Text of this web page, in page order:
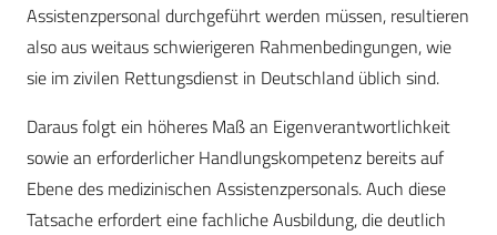
Assistenzpersonal durchgeführt werden müssen, resultieren
also aus weitaus schwierigeren Rahmenbedingungen, wie
sie im zivilen Rettungsdienst in Deutschland üblich sind.
Daraus folgt ein höheres Maß an Eigenverantwortlichkeit
sowie an erforderlicher Handlungskompetenz bereits auf
Ebene des medizinischen Assistenzpersonals. Auch diese
Tatsache erfordert eine fachliche Ausbildung, die deutlich